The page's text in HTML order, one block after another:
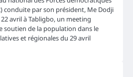
conduite par son président, Me Dodji
avril à Tabligbo, un meeting
soutien de la population dans le
et régionales du 29 avril